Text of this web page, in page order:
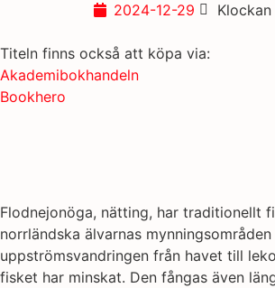
2024-12-29 Klockan
Titeln finns också att köpa via:
Akademibokhandeln
Bookhero
Flodnejonöga, nätting, har traditionellt
norrländska älvarnas
uppströmsvandringen från havet till
fisket har minskat. Den fångas även